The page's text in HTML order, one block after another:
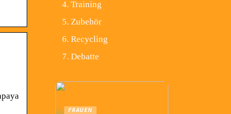
Training
Zubehör
Recycling
Debatte
FRAUEN